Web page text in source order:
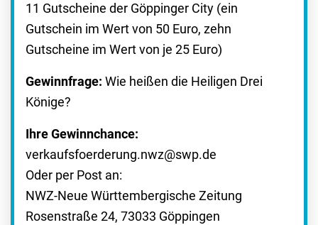
11 Gutscheine der Göppinger City (ein
Gutschein im Wert von 50 Euro, zehn
Gutscheine im Wert von je 25 Euro)
Gewinnfrage: Wie heißen die Heiligen Drei
Könige?
Ihre Gewinnchance:
verkaufsfoerderung.nwz@swp.de
Oder per Post an:
NWZ-Neue Württembergische Zeitung
Rosenstraße 24, 73033 Göppingen